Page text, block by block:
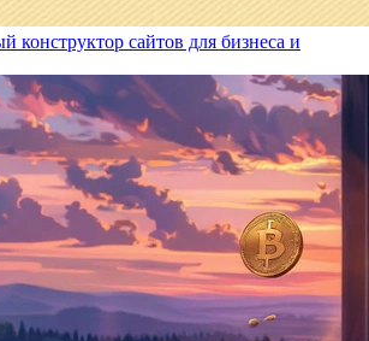
конструктор сайтов для бизнеса и